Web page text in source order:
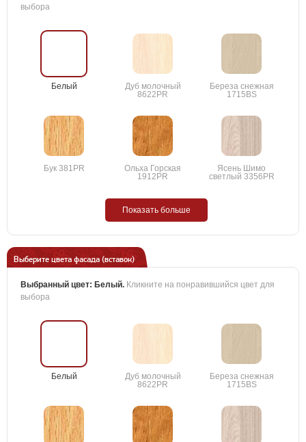
выбора
Белый
Дуб молочный
8622PR
Береза снежная
1715BS
Бук 381PR
Ольха Горская
1912PR
Ясень Шимо
светлый 3356PR
Показать больше
Выберите цвета фасада (вставок)
Выбранный цвет: Белый. Кликните на понравившийся цвет для
выбора
Белый
Дуб молочный
8622PR
Береза снежная
1715BS